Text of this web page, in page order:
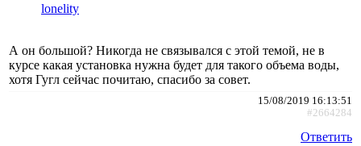
lonelity
А он большой? Никогда не связывался с этой темой, не в
курсе какая установка нужна будет для такого объема воды,
хотя Гугл сейчас почитаю, спасибо за совет.
15/08/2019 16:13:51
#2664284
Ответить